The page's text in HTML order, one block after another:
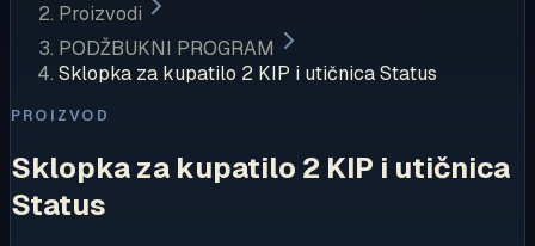
Proizvodi
PODŽBUKNI PROGRAM
Sklopka za kupatilo 2 KIP i utičnica Status
PROIZVOD
Sklopka za kupatilo 2 KIP i utičnica
Status